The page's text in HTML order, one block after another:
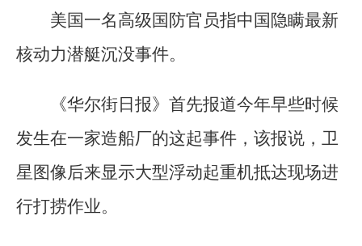
美国一名高级国防官员指中国隐瞒最新
核动力潜艇沉没事件。
《华尔街日报》首先报道今年早些时候
发生在一家造船厂的这起事件，该报说，卫
星图像后来显示大型浮动起重机抵达现场进
行打捞作业。